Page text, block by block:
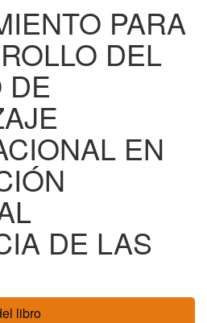
PARA
DEL
DE
EN
DE LAS
libro